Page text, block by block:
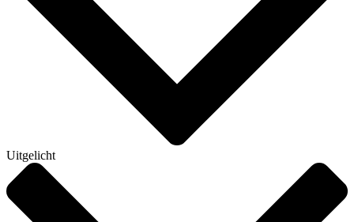
Uitgelicht